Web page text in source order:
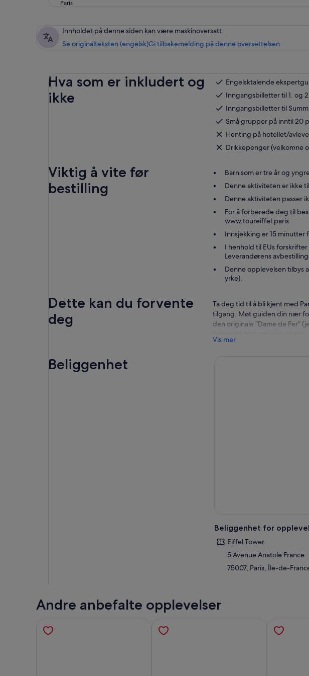
Paris
Innholdet på denne siden kan være maskinoversatt.
Se originalteksten (engelsk)Gi tilbakemelding på denne oversettelsenÅpnes
fane
Hva som er inkludert og
ikke
Engelsktalende
Inngangsbilletter til 1. og
Inngangsbilletter til
Små grupper på inntil 20
Henting på hotellet/
Drikkepenger (velkomne
Viktig å vite før
bestilling
Barn som er tre år og
Denne aktiviteten er ikke
Denne aktiviteten passer
For å forberede deg til
www.toureiffel.paris.
Innsjekking er 15
I henhold til EUs
Leverandørens
Denne opplevelsen tilbys
yrke).
Dette kan du forvente
deg
Ta deg tid til å bli kjent med
tilgang. Møt guiden din nær
den originale “Dame de Fer”
frekk og sterk, hun var som
til Summit. I denne høyden
Vis mer
Beliggenhet
Beliggenhet for
Eiffel Tower
5 Avenue Anatole France
75007, Paris, Île-de-
Andre anbefalte opplevelser